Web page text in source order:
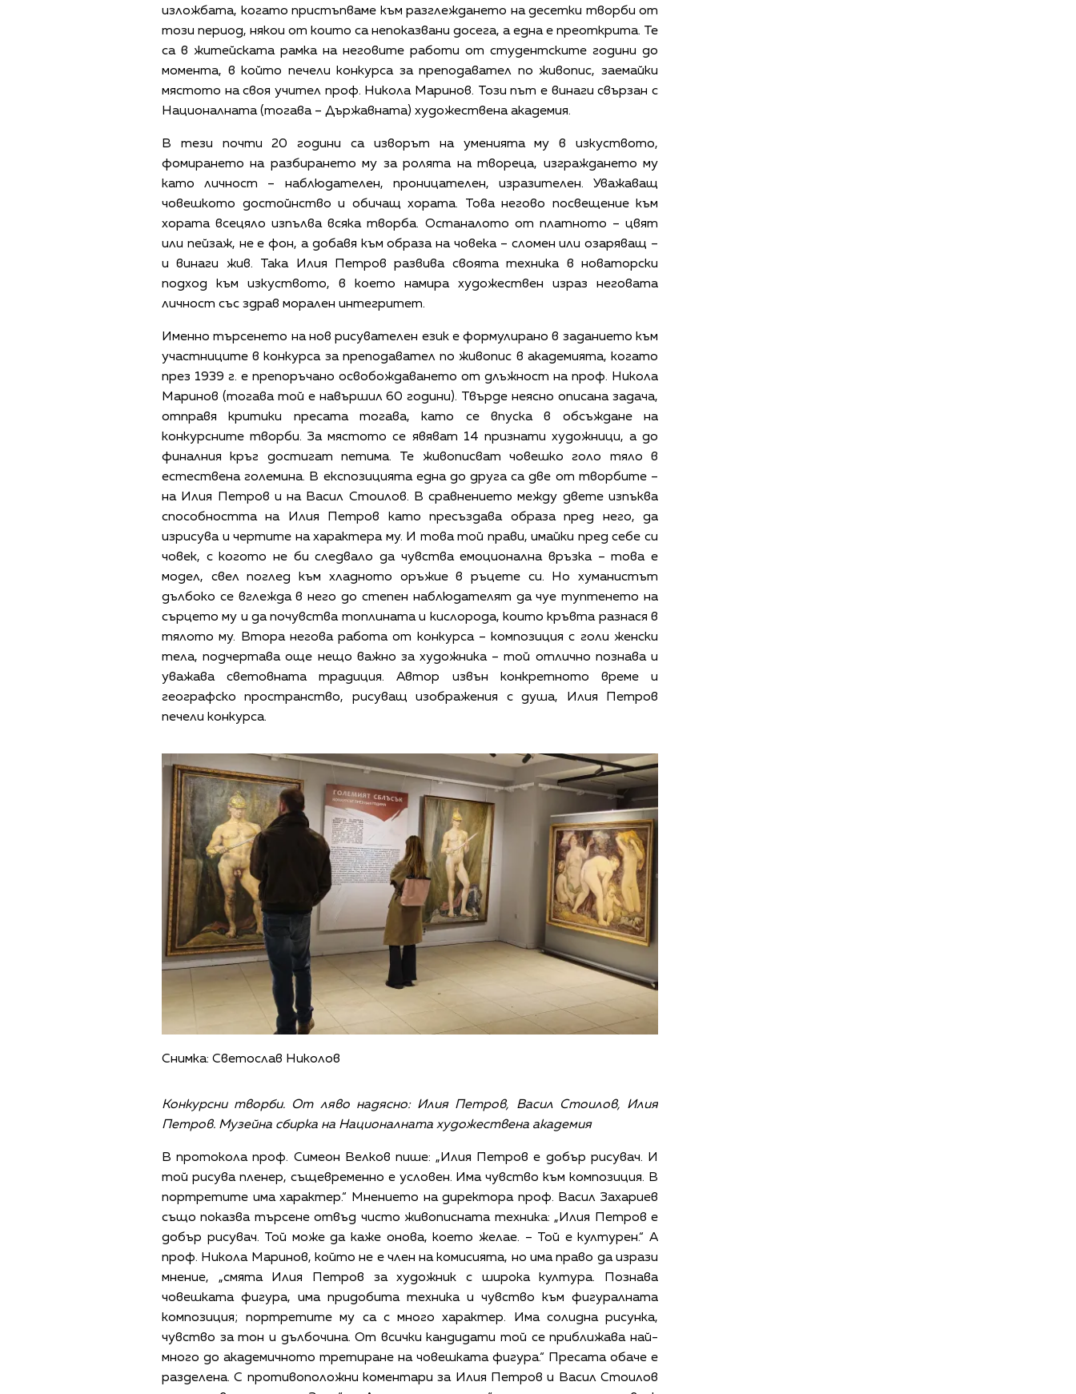
изложбата, когато пристъпваме към разглеждането на десетки творби от
този период, някои от които са непоказвани досега, а една е преоткрита. Те
са в житейската рамка на неговите работи от студентските години до
момента, в който печели конкурса за преподавател по живопис, заемайки
мястото на своя учител проф. Никола Маринов. Този път е винаги свързан с
Националната (тогава – Държавната) художествена академия.
В тези почти 20 години са изворът на уменията му в изкуството,
фомирането на разбирането му за ролята на твореца, изграждането му
като личност – наблюдателен, проницателен, изразителен. Уважаващ
човешкото достойнство и обичащ хората. Това негово посвещение към
хората всецяло изпълва всяка творба. Останалото от платното – цвят
или пейзаж, не е фон, а добавя към образа на човека – сломен или озаряващ –
и винаги жив. Така Илия Петров развива своята техника в новаторски
подход към изкуството, в което намира художествен израз неговата
личност със здрав морален интегритет.
Именно търсенето на нов рисувателен език е формулирано в заданието към
участниците в конкурса за преподавател по живопис в академията, когато
през 1939 г. е препоръчано освобождаването от длъжност на проф. Никола
Маринов (тогава той е навършил 60 години). Твърде неясно описана задача,
отправя критики пресата тогава, като се впуска в обсъждане на
конкурсните творби. За мястото се явяват 14 признати художници, а до
финалния кръг достигат петима. Те живописват човешко голо тяло в
естествена големина. В експозицията една до друга са две от творбите –
на Илия Петров и на Васил Стоилов. В сравнението между двете изпъква
способността на Илия Петров като пресъздава образа пред него, да
изрисува и чертите на характера му. И това той прави, имайки пред себе си
човек, с когото не би следвало да чувства емоционална връзка – това е
модел, свел поглед към хладното оръжие в ръцете си. Но хуманистът
дълбоко се вглежда в него до степен наблюдателят да чуе туптенето на
сърцето му и да почувства топлината и кислорода, които кръвта разнася в
тялото му. Втора негова работа от конкурса – композиция с голи женски
тела, подчертава още нещо важно за художника – той отлично познава и
уважава световната традиция. Автор извън конкретното време и
географско пространство, рисуващ изображения с душа, Илия Петров
печели конкурса.
Снимка: Светослав Николов
Конкурсни творби. От ляво надясно: Илия Петров, Васил Стоилов, Илия
Петров. Музейна сбирка на Националната художествена академия
В протокола проф. Симеон Велков пише: „Илия Петров е добър рисувач. И
той рисува пленер, същевременно е условен. Има чувство към композиция. В
портретите има характер.“ Мнението на директора проф. Васил Захариев
също показва търсене отвъд чисто живописната техника: „Илия Петров е
добър рисувач. Той може да каже онова, което желае. – Той е културен.“ А
проф. Никола Маринов, който не е член на комисията, но има право да изрази
мнение, „смята Илия Петров за художник с широка култура. Познава
човешката фигура, има придобита техника и чувство към фигуралната
композиция; портретите му са с много характер. Има солидна рисунка,
чувство за тон и дълбочина. От всички кандидати той се приближава най-
много до академичното третиране на човешката фигура.“ Пресата обаче е
разделена. С противоположни коментари за Илия Петров и Васил Стоилов